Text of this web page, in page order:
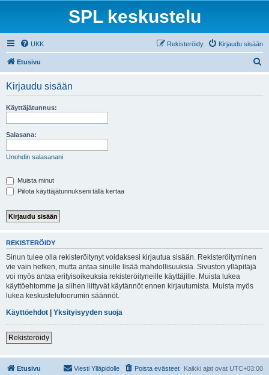
SPL keskustelu
UKK Kirjaudu sisään
Rekisteröidy
Etusivu
Kirjaudu sisään
Käyttäjätunnus:
Salasana:
Unohdin salasanani
Muista minut
Piilota käyttäjätunnukseni tällä kertaa
REKISTERÖIDY
Sinun tulee olla rekisteröitynyt voidaksesi kirjautua sisään. Rekisteröityminen
vie vain hetken, mutta antaa sinulle lisää mahdollisuuksia. Sivuston ylläpitäjä
voi myös antaa erityisoikeuksia rekisteröityneille käyttäjille. Muista lukea
käyttöehtomme ja siihen liittyvät käytännöt ennen kirjautumista. Muista myös
lukea keskustelufoorumin säännöt.
Käyttöehdot | Yksityisyyden suoja
Rekisteröidy
Etusivu Kaikki ajat ovat UTC+03:00
Poista evästeet
Viesti Ylläpidolle